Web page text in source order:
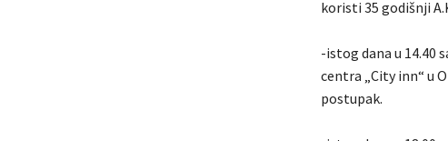
koristi 35 godišnji
-istog dana u 14.40
centra „City inn“ u
postupak.